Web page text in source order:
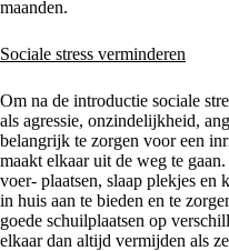
maanden.
Sociale stress verminderen
Om na de introductie sociale
als agressie, onzindelijkheid,
belangrijk te zorgen voor een
maakt elkaar uit de weg te
voer- plaatsen, slaap plekjes en
in huis aan te bieden en te
goede schuilplaatsen op
elkaar dan altijd vermijden als